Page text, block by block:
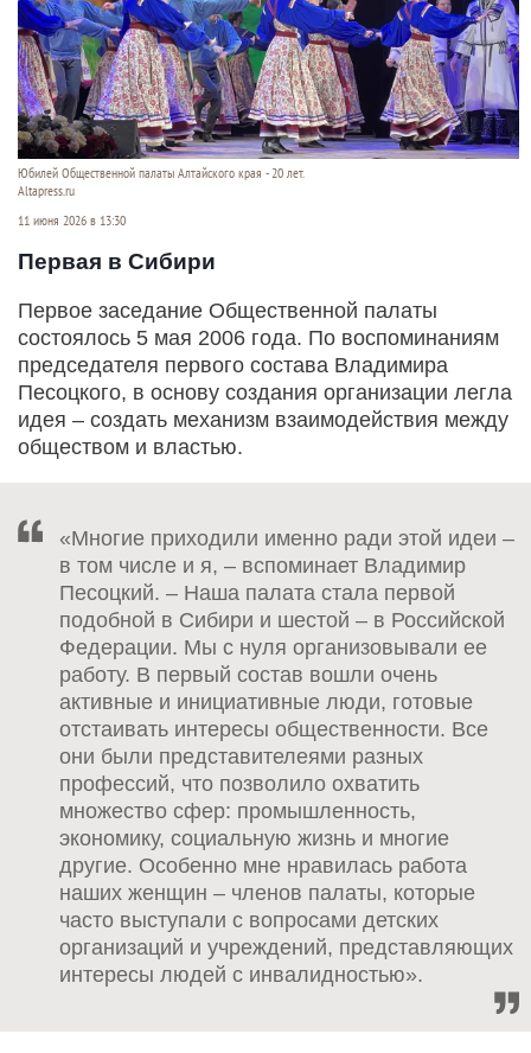
Юбилей Общественной палаты Алтайского края - 20 лет.
Altapress.ru
11 июня 2026 в 13:30
Первая в Сибири
Первое заседание Общественной палаты
состоялось 5 мая 2006 года. По воспоминаниям
председателя первого состава Владимира
Песоцкого, в основу создания организации легла
идея – создать механизм взаимодействия между
обществом и властью.
«Многие приходили именно ради этой идеи –
в том числе и я, – вспоминает Владимир
Песоцкий. – Наша палата стала первой
подобной в Сибири и шестой – в Российской
Федерации. Мы с нуля организовывали ее
работу. В первый состав вошли очень
активные и инициативные люди, готовые
отстаивать интересы общественности. Все
они были представителеями разных
профессий, что позволило охватить
множество сфер: промышленность,
экономику, социальную жизнь и многие
другие. Особенно мне нравилась работа
наших женщин – членов палаты, которые
часто выступали с вопросами детских
организаций и учреждений, представляющих
интересы людей с инвалидностью».